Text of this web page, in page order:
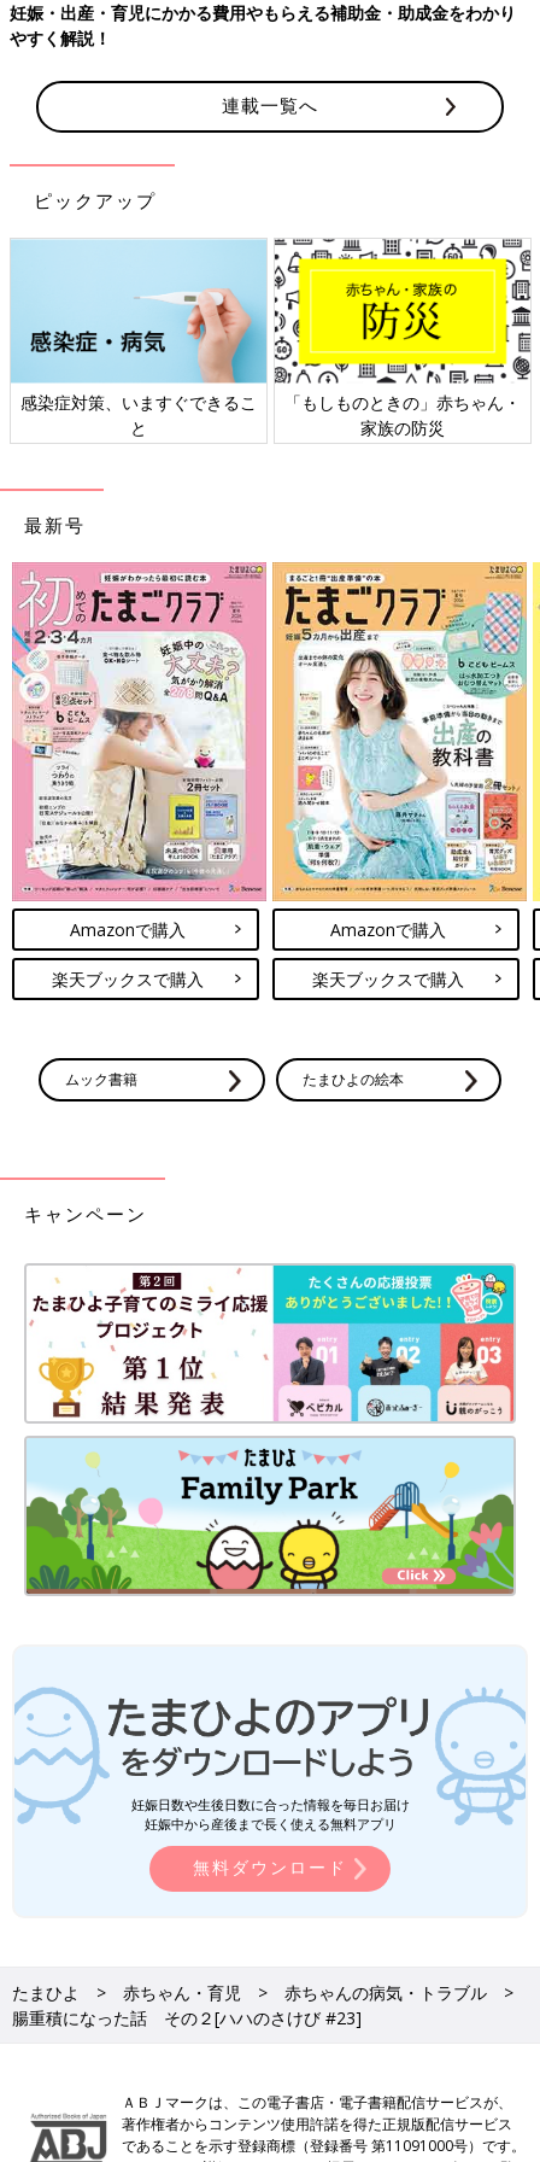
妊娠・出産・育児にかかる費用やもらえる補助金・助成金をわかり
やすく解説！
連載一覧へ
ピックアップ
感染症対策、いますぐできるこ
と
「もしものときの」赤ちゃん・
家族の防災
最新号
Amazonで購入
楽天ブックスで購入
Amazonで購入
楽天ブックスで購入
ムック書籍 たまひよの絵本
キャンペーン
妊娠日数や生後日数に合った情報を毎日お届け
妊娠中から産後まで長く使える無料アプリ
無料ダウンロード
たまひよ 赤ちゃん・育児
赤ちゃんの病気・トラブル
腸重積になった話 その２[ハハのさけび #23]
ＡＢＪマークは、この電子書店・電子書籍配信サービスが、
著作権者からコンテンツ使用許諾を得た正規版配信サービス
であることを示す登録商標（登録番号 第11091000号）です。